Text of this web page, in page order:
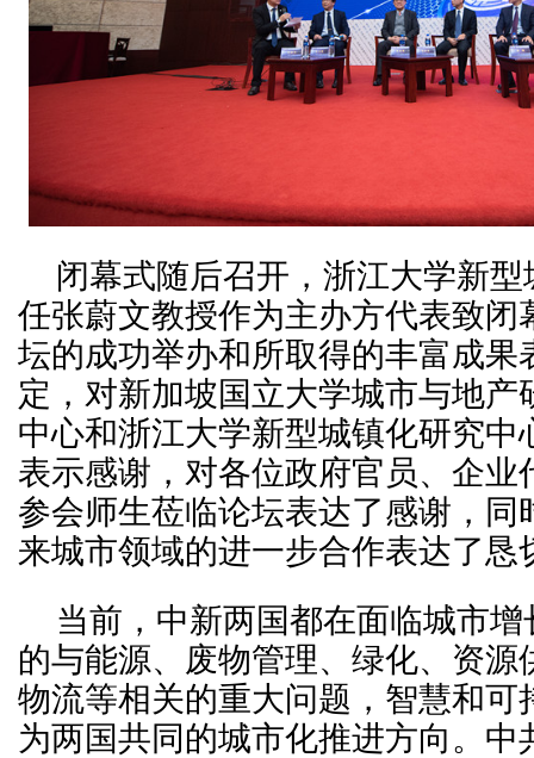
闭幕式随后召开，浙江大学新
任张蔚文教授作为主办方代表致闭
坛的成功举办和所取得的丰富成果
定，对新加坡国立大学城市与地产
中心和浙江大学新型城镇化研究中
表示感谢，对各位政府官员、企业
参会师生莅临论坛表达了感谢，同
来城市领域的进一步合作表达了恳
当前，中新两国都在面临城市
的与能源、废物管理、绿化、资源
物流等相关的重大问题，智慧和可
为两国共同的城市化推进方向。中